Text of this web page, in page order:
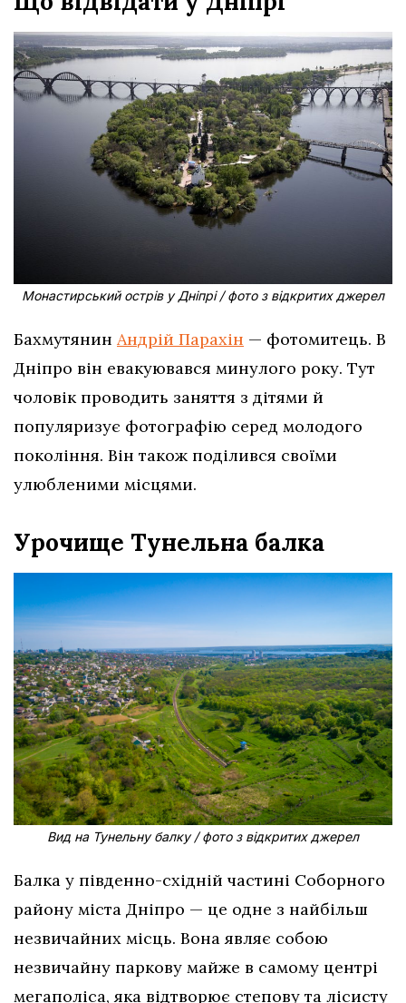
Монастирський острів у Дніпрі / фото з відкритих джерел
Бахмутянин Андрій Парахін — фотомитець. В
Дніпро він евакуювався минулого року. Тут
чоловік проводить заняття з дітями й
популяризує фотографію серед молодого
покоління. Він також поділився своїми
улюбленими місцями.
Урочище Тунельна балка
Вид на Тунельну балку / фото з відкритих джерел
Балка у південно-східній частині Соборного
району міста Дніпро — це одне з найбільш
незвичайних місць. Вона являє собою
незвичайну паркову майже в самому центрі
мегаполіса, яка відтворює степову та лісисту